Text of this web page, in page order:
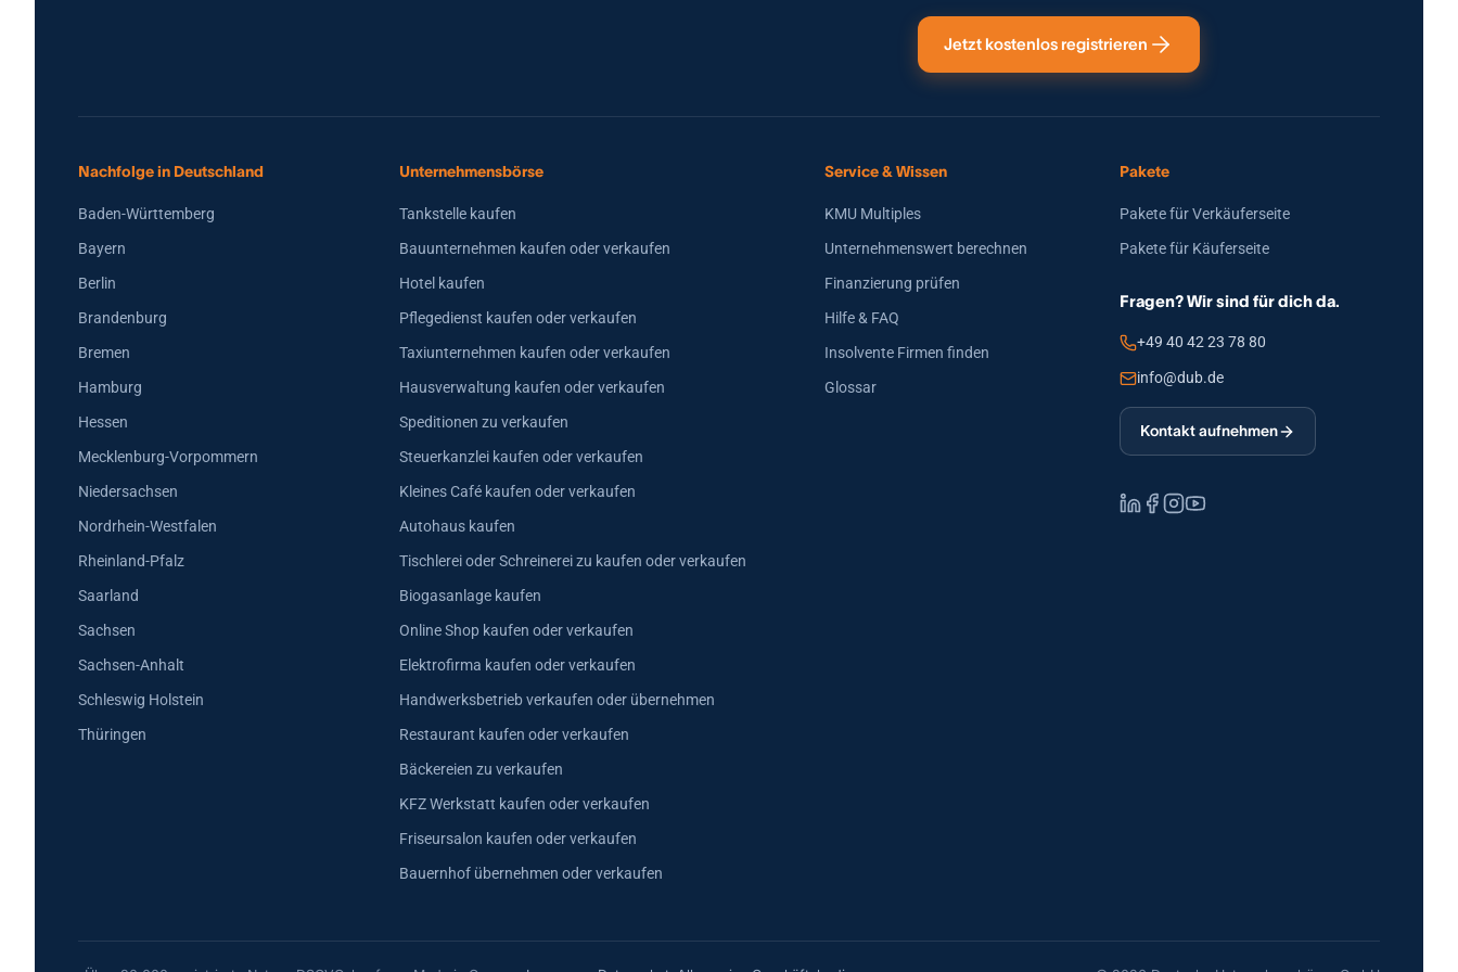
Jetzt kostenlos registrieren
Nachfolge in Deutschland
Baden-Württemberg
Bayern
Berlin
Brandenburg
Bremen
Hamburg
Hessen
Mecklenburg-Vorpommern
Niedersachsen
Nordrhein-Westfalen
Rheinland-Pfalz
Saarland
Sachsen
Sachsen-Anhalt
Schleswig Holstein
Thüringen
Unternehmensbörse
Tankstelle kaufen
Bauunternehmen kaufen oder verkaufen
Hotel kaufen
Pflegedienst kaufen oder verkaufen
Taxiunternehmen kaufen oder verkaufen
Hausverwaltung kaufen oder verkaufen
Speditionen zu verkaufen
Steuerkanzlei kaufen oder verkaufen
Kleines Café kaufen oder verkaufen
Autohaus kaufen
Tischlerei oder Schreinerei zu kaufen oder verkaufen
Biogasanlage kaufen
Online Shop kaufen oder verkaufen
Elektrofirma kaufen oder verkaufen
Handwerksbetrieb verkaufen oder übernehmen
Restaurant kaufen oder verkaufen
Bäckereien zu verkaufen
KFZ Werkstatt kaufen oder verkaufen
Friseursalon kaufen oder verkaufen
Bauernhof übernehmen oder verkaufen
Service & Wissen
KMU Multiples
Unternehmenswert berechnen
Finanzierung prüfen
Hilfe & FAQ
Insolvente Firmen finden
Glossar
Pakete
Pakete für Verkäuferseite
Pakete für Käuferseite
Fragen? Wir sind für dich da.
+49 40 42 23 78 80
info@dub.de
Kontakt aufnehmen